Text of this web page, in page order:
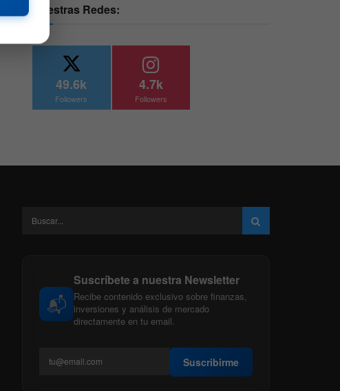
Nuestras Redes:
49.6k
Followers
4.7k
Followers
📬
Suscríbete a nuestra Newsletter
Recibe contenido exclusivo sobre finanzas,
inversiones y análisis de mercado
directamente en tu email.
Suscribirme